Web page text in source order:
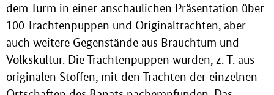
dem Turm in einer anschaulichen Präsentation über
100 Trachtenpuppen und Originaltrachten, aber
auch weitere Gegenstände aus Brauchtum und
Volkskultur. Die Trachtenpuppen wurden, z. T. aus
originalen Stoffen, mit den Trachten der einzelnen